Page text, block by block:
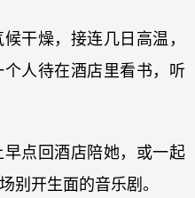
干燥，接连几日高温，
人待在酒店里看书，听
点回酒店陪她，或一起
别开生面的音乐剧。